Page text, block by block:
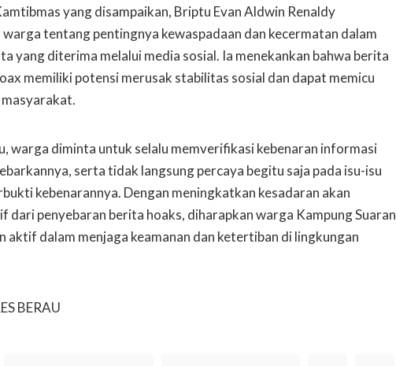
yang disampaikan, Briptu Evan Aldwin Renaldy
tentang pentingnya kewaspadaan dan kecermatan dalam
yang diterima melalui media sosial. Ia menekankan bahwa berita
memiliki potensi merusak stabilitas sosial dan dapat memicu
warga diminta untuk selalu memverifikasi kebenaran informasi
serta tidak langsung percaya begitu saja pada isu-isu
kebenarannya. Dengan meningkatkan kesadaran akan
dari penyebaran berita hoaks, diharapkan warga Kampung Suaran
aktif dalam menjaga keamanan dan ketertiban di lingkungan
BERAU